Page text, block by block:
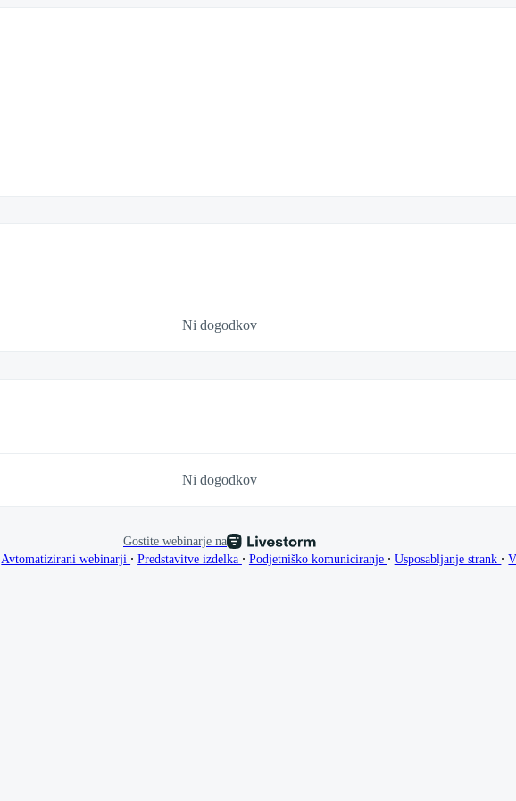
Ni dogodkov
Ni dogodkov
Gostite webinarje na
Avtomatizirani webinarji ∙ Predstavitve izdelka ∙ Podjetniško komuniciranje ∙ Usposabljanje strank ∙